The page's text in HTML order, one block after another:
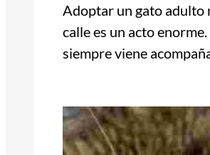
Adoptar un gato adulto
calle es un acto
siempre viene